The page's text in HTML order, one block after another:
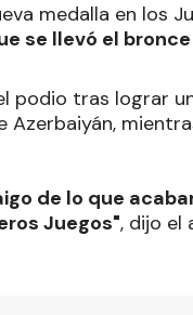
medalla en los
se llevó el
podio tras lograr
Azerbaiyán,
de lo que
Juegos", dijo el